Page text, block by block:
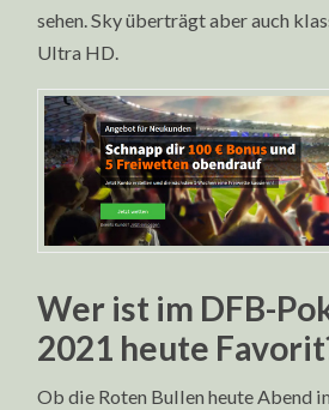
sehen. Sky überträgt aber auch
Ultra HD.
Wer ist im DFB-
2021 heute
Ob die Roten Bullen heute Abend